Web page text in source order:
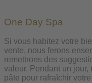
One Day Spa
Si vous habitez votre
vente, nous ferons
remettrons des
valeur. Pendant un
pâte pour rafraîchir